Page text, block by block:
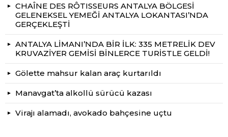
CHAÎNE DES RÔTISSEURS ANTALYA BÖLGESİ
GELENEKSEL YEMEĞİ ANTALYA LOKANTASI’NDA
GERÇEKLEŞTİ
ANTALYA LİMANI’NDA BİR İLK: 335 METRELİK DEV
KRUVAZİYER GEMİSİ BİNLERCE TURİSTLE GELDİ!
Gölette mahsur kalan araç kurtarıldı
Manavgat’ta alkollü sürücü kazası
Virajı alamadı, avokado bahçesine uçtu